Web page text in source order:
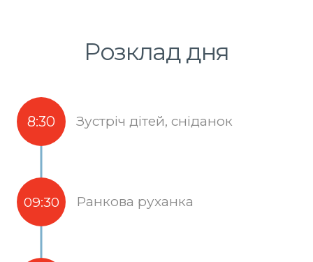
Розклад дня
8:30 Зустріч дітей, сніданок
09:30 Ранкова руханка